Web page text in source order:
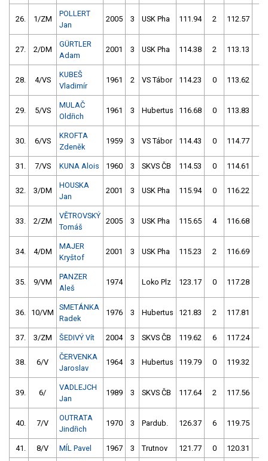
26. 1/ZM
POLLERT
Jan
2005 3 USK Pha 111.94 2 112.57
27. 2/DM
GÜRTLER
Adam
2001 3 USK Pha 114.38 2 113.13
28. 4/VS
KUBEŠ
Vladimír
1961 2 VS Tábor 114.23 0 113.62
29. 5/VS
MULAČ
Oldřich
1961 3 Hubertus 116.68 0 113.83
30. 6/VS
KROFTA
Zdeněk
1959 3 VS Tábor 114.43 0 114.77
31. 7/VS KUNA Alois 1960 3 SKVS ČB 114.53 0 114.61
32. 3/DM
HOUSKA
Jan
2001 3 USK Pha 115.94 0 116.22
33. 2/ZM
VĚTROVSKÝ
Tomáš
2005 3 USK Pha 115.65 4 116.68
34. 4/DM
MAJER
Kryštof
2001 3 USK Pha 115.23 2 116.69
35. 9/VM
PANZER
Aleš
1974 Loko Plz 123.17 0 117.28
36. 10/VM
SMETÁNKA
Radek
1976 3 Hubertus 121.83 2 117.81
37. 3/ZM ŠEDIVÝ Vít 2004 3 SKVS ČB 119.62 6 117.24
38. 6/V
ČERVENKA
Jaroslav
1964 3 Hubertus 119.79 0 119.32
39. 6/
VADLEJCH
Jan
1989 3 SKVS ČB 117.64 2 117.56
40. 7/V
OUTRATA
Jindřich
1970 3 Pardub. 126.37 6 119.75
41. 8/V MÍL Pavel 1967 3 Trutnov 121.77 0 120.31